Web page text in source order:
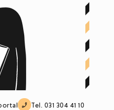
Tel. 031 304 41 10